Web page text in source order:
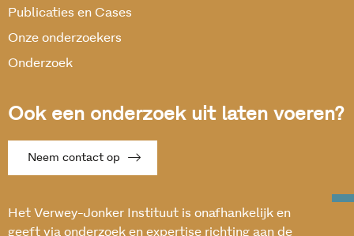
Publicaties en Cases
Onze onderzoekers
Onderzoek
Ook een onderzoek uit laten voeren?
Neem contact op
Het Verwey-Jonker Instituut is onafhankelijk en
geeft via onderzoek en expertise richting aan de